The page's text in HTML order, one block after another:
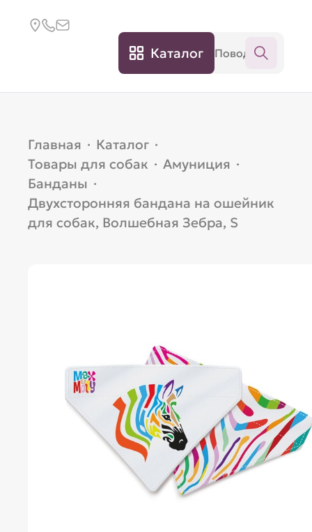
Каталог
Главная · Каталог ·
Товары для собак · Амуниция ·
Банданы ·
Двухсторонняя бандана на ошейник
для собак, Волшебная Зебра, S